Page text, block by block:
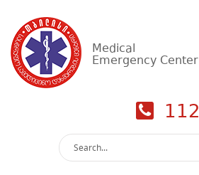
Medical
Emergency Center
112